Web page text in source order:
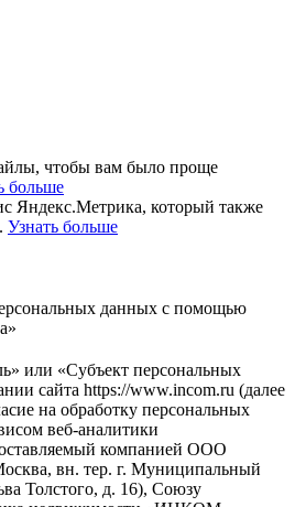
чтобы вам было проще
больше
Яндекс.Метрика, который также
Узнать больше
данных с помощью
или «Субъект персональных
сайта https://www.incom.ru (далее
на обработку персональных
веб-аналитики
компанией ООО
вн. тер. г. Муниципальный
Толстого, д. 16), Союзу